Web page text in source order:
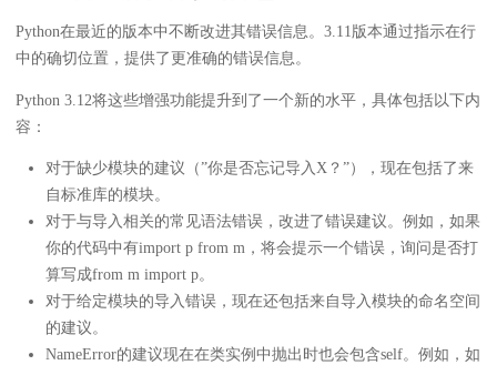
Python在最近的版本中不断改进其错误信息。3.11版本通过指示在行
中的确切位置，提供了更准确的错误信息。
Python 3.12将这些增强功能提升到了一个新的水平，具体包括以下内
容：
对于缺少模块的建议（”你是否忘记导入X？”），现在包括了来
自标准库的模块。
对于与导入相关的常见语法错误，改进了错误建议。例如，如果
你的代码中有import p from m，将会提示一个错误，询问是否打
算写成from m import p。
对于给定模块的导入错误，现在还包括来自导入模块的命名空间
的建议。
NameError的建议现在在类实例中抛出时也会包含self。例如，如